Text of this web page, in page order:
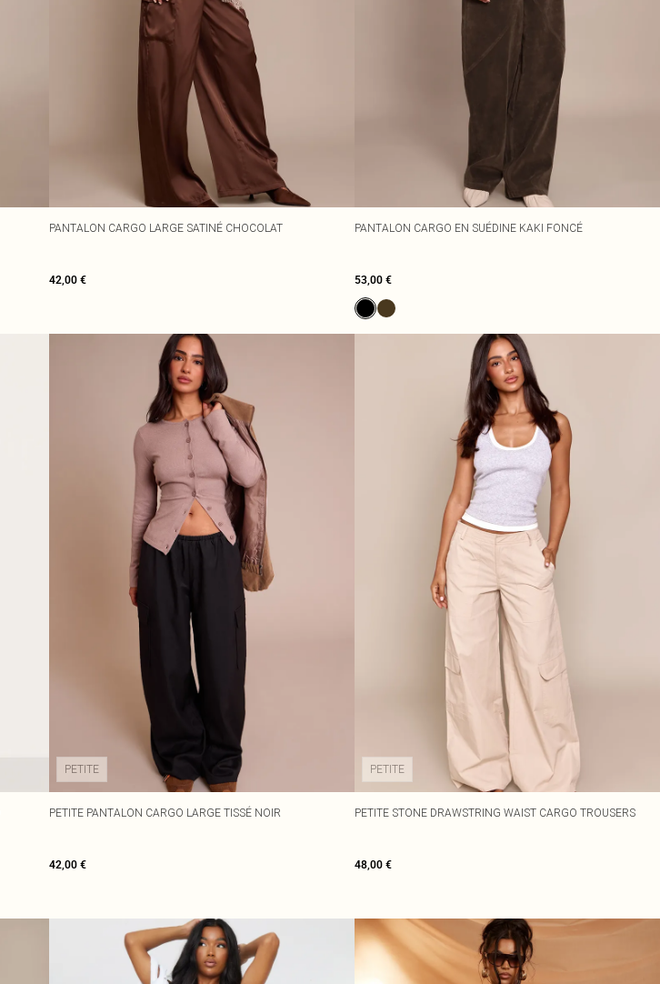
PANTALON CARGO LARGE SATINÉ CHOCOLAT
42,00 €
PANTALON CARGO EN SUÉDINE KAKI FONCÉ
53,00 €
PETITE
PETITE PANTALON CARGO LARGE TISSÉ NOIR
42,00 €
PETITE
PETITE STONE DRAWSTRING WAIST CARGO TROUSERS
48,00 €